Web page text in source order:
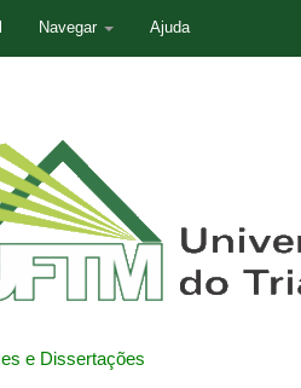
Navegar Ajuda
e Dissertações